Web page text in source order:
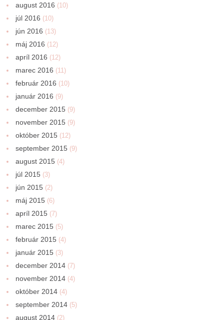
august 2016 (10)
júl 2016 (10)
jún 2016 (13)
máj 2016 (12)
apríl 2016 (12)
marec 2016 (11)
február 2016 (10)
január 2016 (9)
december 2015 (9)
november 2015 (9)
október 2015 (12)
september 2015 (9)
august 2015 (4)
júl 2015 (3)
jún 2015 (2)
máj 2015 (6)
apríl 2015 (7)
marec 2015 (5)
február 2015 (4)
január 2015 (3)
december 2014 (7)
november 2014 (4)
október 2014 (4)
september 2014 (5)
august 2014 (2)